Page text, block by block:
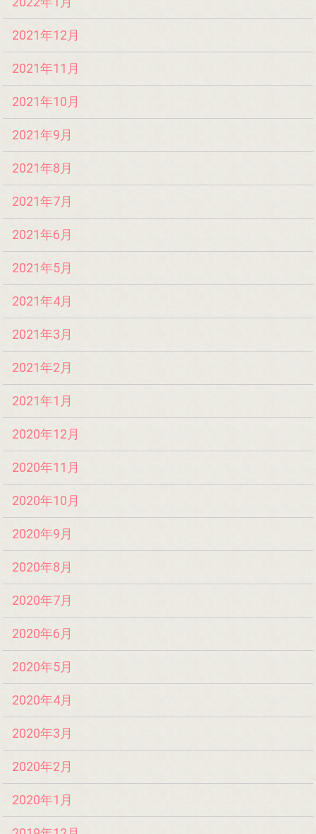
2021年12月
2021年11月
2021年10月
2021年9月
2021年8月
2021年7月
2021年6月
2021年5月
2021年4月
2021年3月
2021年2月
2021年1月
2020年12月
2020年11月
2020年10月
2020年9月
2020年8月
2020年7月
2020年6月
2020年5月
2020年4月
2020年3月
2020年2月
2020年1月